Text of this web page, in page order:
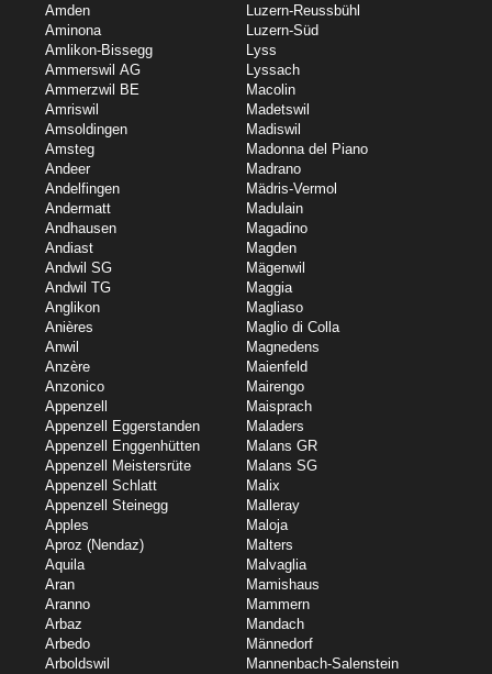
Amden
Aminona
Amlikon-Bissegg
Ammerswil AG
Ammerzwil BE
Amriswil
Amsoldingen
Amsteg
Andeer
Andelfingen
Andermatt
Andhausen
Andiast
Andwil SG
Andwil TG
Anglikon
Anières
Anwil
Anzère
Anzonico
Appenzell
Appenzell Eggerstanden
Appenzell Enggenhütten
Appenzell Meistersrüte
Appenzell Schlatt
Appenzell Steinegg
Apples
Aproz (Nendaz)
Aquila
Aran
Aranno
Arbaz
Arbedo
Arboldswil
Luzern-Reussbühl
Luzern-Süd
Lyss
Lyssach
Macolin
Madetswil
Madiswil
Madonna del Piano
Madrano
Mädris-Vermol
Madulain
Magadino
Magden
Mägenwil
Maggia
Magliaso
Maglio di Colla
Magnedens
Maienfeld
Mairengo
Maisprach
Maladers
Malans GR
Malans SG
Malix
Malleray
Maloja
Malters
Malvaglia
Mamishaus
Mammern
Mandach
Männedorf
Mannenbach-Salenstein